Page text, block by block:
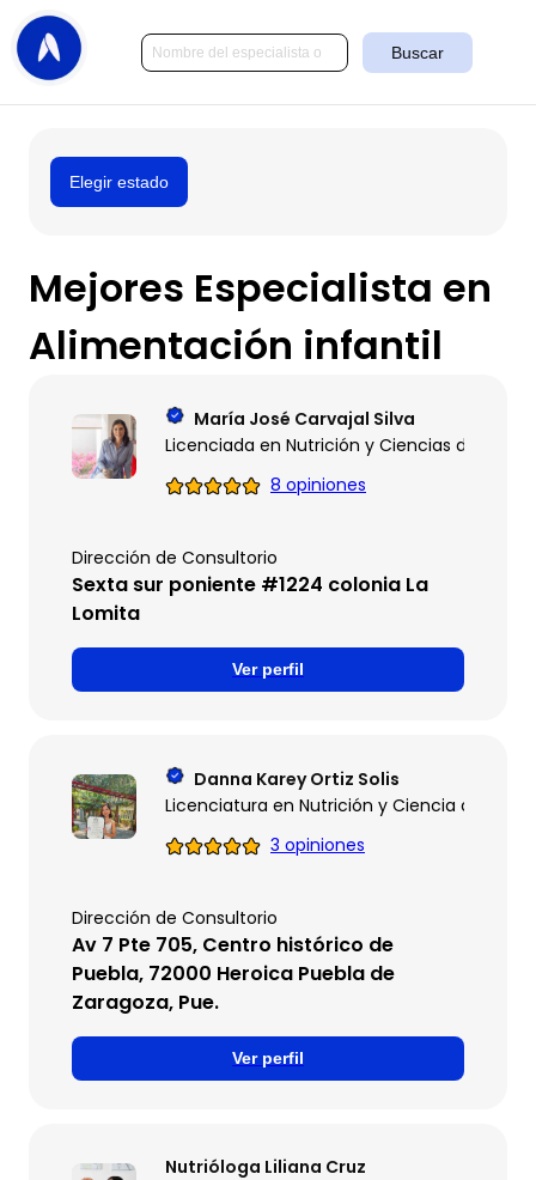
Buscar
Elegir estado
Mejores Especialista en
Alimentación infantil
María José Carvajal Silva
Licenciada en Nutrición y Ciencias de los
8 opiniones
Dirección de Consultorio
Sexta sur poniente #1224 colonia La
Lomita
Ver perfil
Danna Karey Ortiz Solis
Licenciatura en Nutrición y Ciencia de los
3 opiniones
Dirección de Consultorio
Av 7 Pte 705, Centro histórico de
Puebla, 72000 Heroica Puebla de
Zaragoza, Pue.
Ver perfil
Nutrióloga Liliana Cruz